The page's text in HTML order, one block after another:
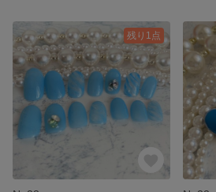
残り1点